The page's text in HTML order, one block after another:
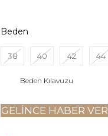
Beden
38 40 42 44
Beden Kılavuzu
GELINCE HABER VER